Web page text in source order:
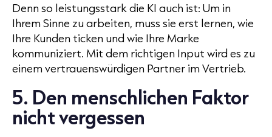
Denn so leistungsstark die KI auch ist: Um in
Ihrem Sinne zu arbeiten, muss sie erst lernen, wie
Ihre Kunden ticken und wie Ihre Marke
kommuniziert. Mit dem richtigen Input wird es zu
einem vertrauenswürdigen Partner im Vertrieb.
5. Den menschlichen Faktor
nicht vergessen